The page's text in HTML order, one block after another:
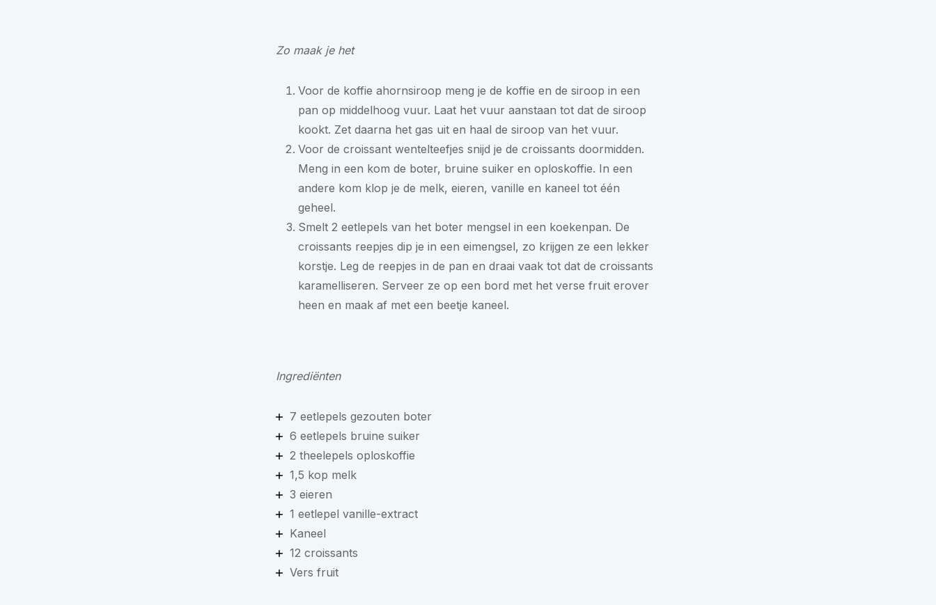
Zo maak je het
Voor de koffie ahornsiroop meng je de koffie en de siroop in een
pan op middelhoog vuur. Laat het vuur aanstaan tot dat de siroop
kookt. Zet daarna het gas uit en haal de siroop van het vuur.
Voor de croissant wentelteefjes snijd je de croissants doormidden.
Meng in een kom de boter, bruine suiker en oploskoffie. In een
andere kom klop je de melk, eieren, vanille en kaneel tot één
geheel.
Smelt 2 eetlepels van het boter mengsel in een koekenpan. De
croissants reepjes dip je in een eimengsel, zo krijgen ze een lekker
korstje. Leg de reepjes in de pan en draai vaak tot dat de croissants
karamelliseren. Serveer ze op een bord met het verse fruit erover
heen en maak af met een beetje kaneel.
Ingrediënten
7 eetlepels gezouten boter
6 eetlepels bruine suiker
2 theelepels oploskoffie
1,5 kop melk
3 eieren
1 eetlepel vanille-extract
Kaneel
12 croissants
Vers fruit